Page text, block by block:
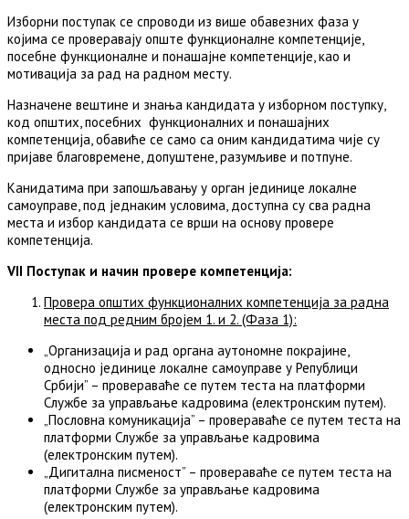
Изборни поступак се спроводи из више обавезних фаза у
којима се проверавају опште функционалне компетенције,
посебне функционалне и понашајне компетенције, као и
мотивација за рад на радном месту.
Назначене вештине и знања кандидата у изборном поступку,
код општих, посебних функционалних и понашајних
компетенција, обавиће се само са оним кандидатима чије су
пријаве благовремене, допуштене, разумљиве и потпуне.
Канидатима при запошљавању у орган јединице локалне
самоуправе, под једнаким условима, доступна су сва радна
места и избор кандидата се врши на основу провере
компетенција.
VII Поступак и начин провере компетенција:
Провера општих функционалних компетенција за радна
места под редним бројем 1. и 2. (Фаза 1):
„Организација и рад органа аутономне покрајине,
односно јединице локалне самоуправе у Републици
Србији” – провераваће се путем теста на платформи
Службе за управљање кадровима (електронским путем).
„Пословна комуникација” – провераваће се путем теста на
платформи Службе за управљање кадровима
(електронским путем).
„Дигитална писменост” – провераваће се путем теста на
платформи Службе за управљање кадровима
(електронским путем).